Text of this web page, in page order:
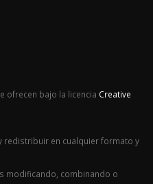
ofrecen bajo la licencia Creative
redistribuir en cualquier formato y
modificando, combinando o